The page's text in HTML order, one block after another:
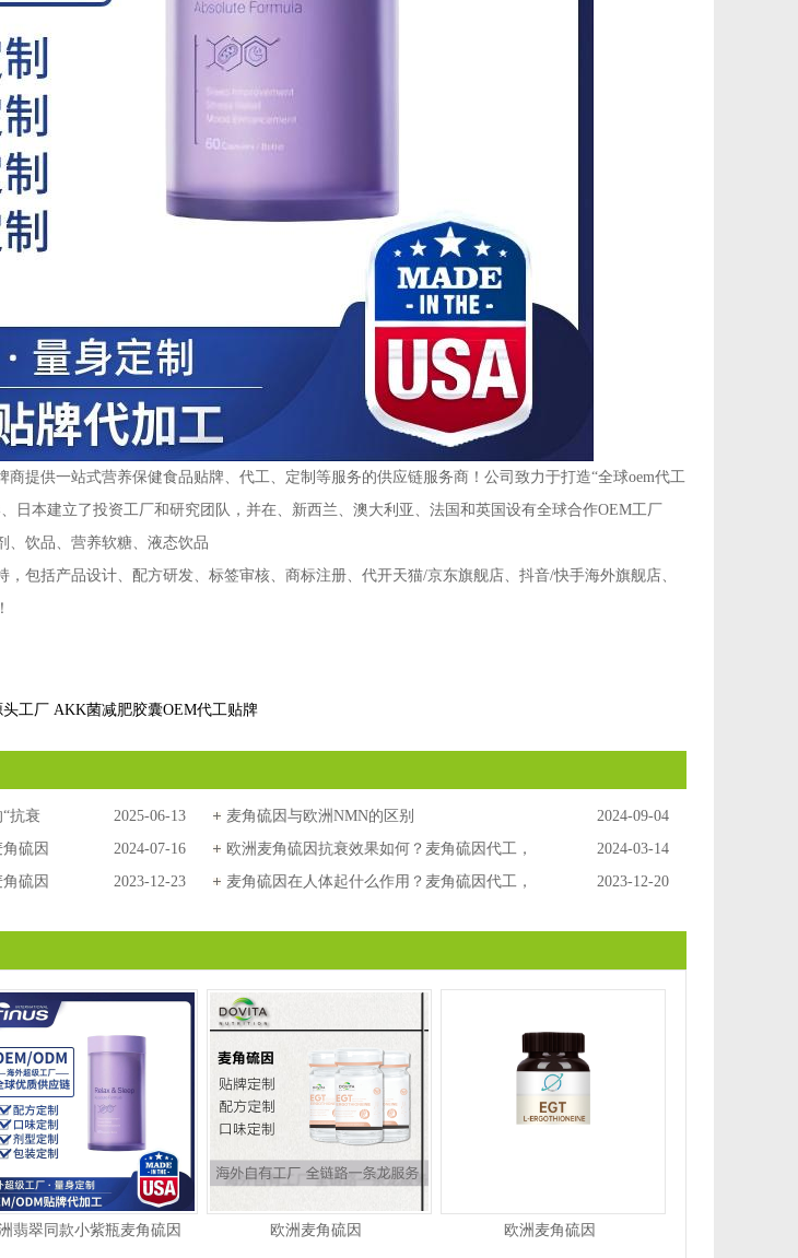
提供一站式营养保健食品贴牌、代工、定制等服务的供应链服务商！公司致力于打造“全球oem代工
日本建立了投资工厂和研究团队，并在、新西兰、澳大利亚、法国和英国设有全球合作OEM工厂
、饮品、营养软糖、液态饮品
包括产品设计、配方研发、标签审核、商标注册、代开天猫/京东旗舰店、抖音/快手海外旗舰店、
头工厂 AKK菌减肥胶囊OEM代工贴牌
抗衰
2025-06-13 麦角硫因与欧洲NMN的区别
2024-09-04
硫因
硫因
2024-07-16
欧洲麦角硫因抗衰效果如何？麦角硫因代工，
麦角硫因OEM
2024-03-14
硫因
2023-12-23
麦角硫因在人体起什么作用？麦角硫因代工，
2023-12-20
翡翠同款小紫瓶麦角硫因 欧洲麦角硫因 欧洲麦角硫因